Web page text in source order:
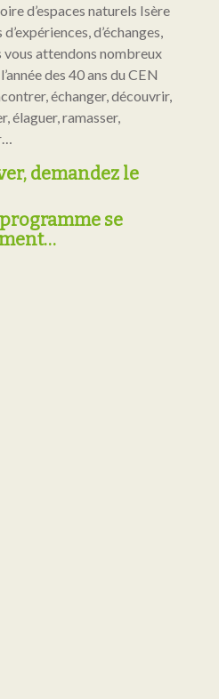
d’espaces naturels Isère
d’échanges,
attendons nombreux
des 40 ans du CEN
échanger, découvrir,
élaguer, ramasser,
demandez le
se